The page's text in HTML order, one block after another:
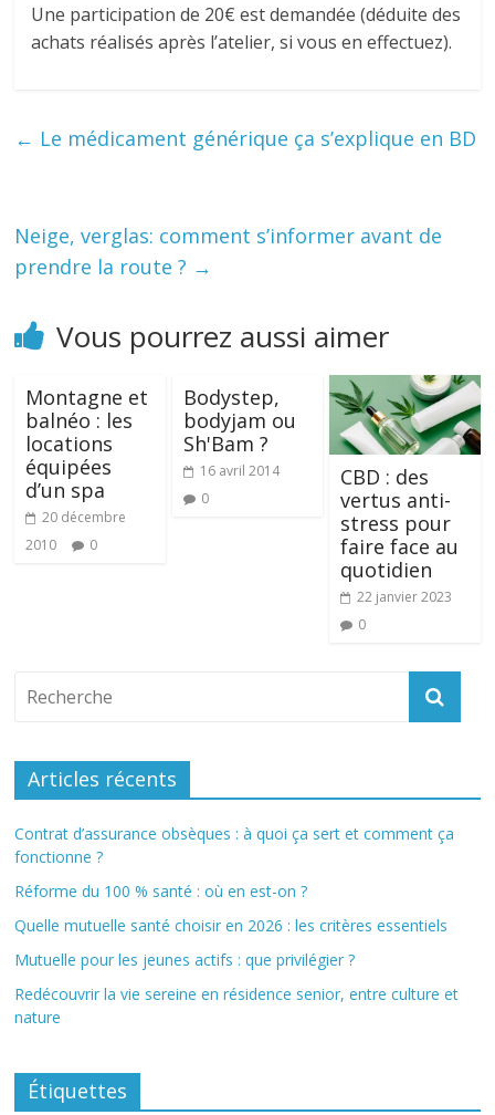
Une participation de 20€ est demandée (déduite des
achats réalisés après l’atelier, si vous en effectuez).
← Le médicament générique ça s’explique en BD
Neige, verglas: comment s’informer avant de
prendre la route ? →
Vous pourrez aussi aimer
Montagne et
balnéo : les
locations
équipées
d’un spa
20 décembre
2010
0
Bodystep,
bodyjam ou
Sh'Bam ?
16 avril 2014
0
CBD : des
vertus anti-
stress pour
faire face au
quotidien
22 janvier 2023
0
Articles récents
Contrat d’assurance obsèques : à quoi ça sert et comment ça
fonctionne ?
Réforme du 100 % santé : où en est-on ?
Quelle mutuelle santé choisir en 2026 : les critères essentiels
Mutuelle pour les jeunes actifs : que privilégier ?
Redécouvrir la vie sereine en résidence senior, entre culture et
nature
Étiquettes